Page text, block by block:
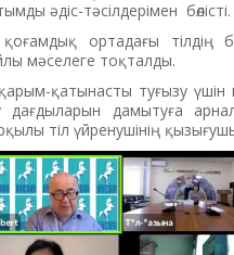
әдіс-тәсілдерімен бөлісті.
ортадағы тілдің
мәселеге тоқталды.
қатынасты туғызу үшін
дағдыларын дамытуға
тіл үйренушінің